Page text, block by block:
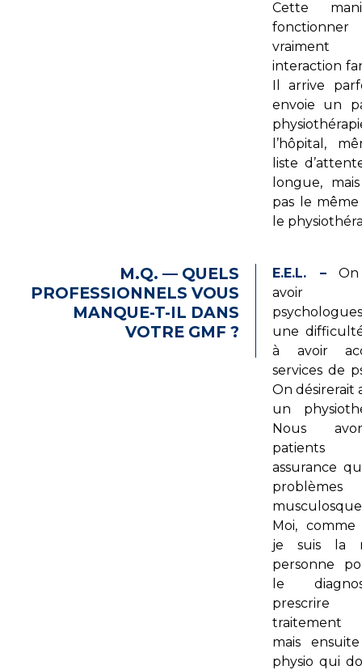
Cette
interaction
Il arrive
envoie un
l’hôpital,
liste
longue,
pas le
le
M.Q. — QUELS
PROFESSIONNELS VOUS
MANQUE-T-IL DANS
VOTRE GMF ?
E.E.L. –On
avoir
une
à avoir
services de
On désirerait
un
Nous
assurance
problèmes
Moi, comme
je suis la
personne
le
traitement
mais
physio qui